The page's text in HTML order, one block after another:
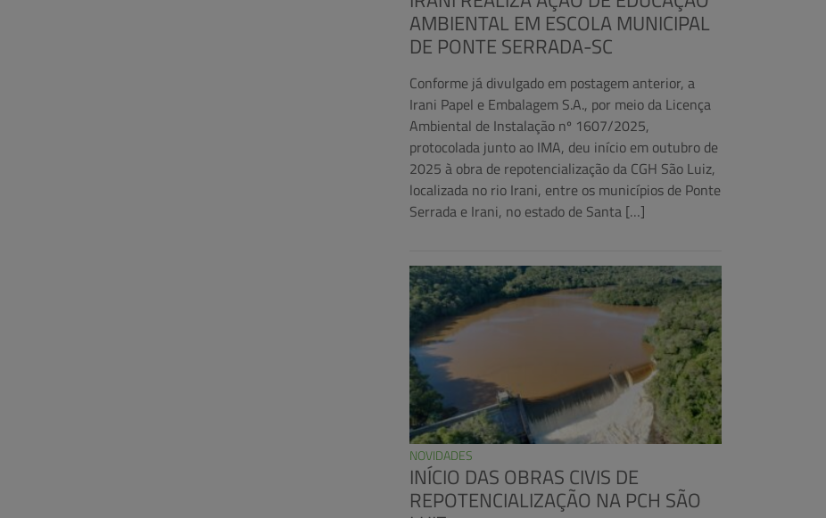
AMBIENTAL EM ESCOLA MUNICIPAL
DE PONTE SERRADA-SC
Conforme já divulgado em postagem anterior, a
Irani Papel e Embalagem S.A., por meio da Licença
Ambiental de Instalação nº 1607/2025,
protocolada junto ao IMA, deu início em outubro de
2025 à obra de repotencialização da CGH São Luiz,
localizada no rio Irani, entre os municípios de Ponte
Serrada e Irani, no estado de Santa […]
NOVIDADES
INÍCIO DAS OBRAS CIVIS DE
REPOTENCIALIZAÇÃO NA PCH SÃO